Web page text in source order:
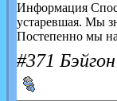
Информация
устаревшая. Мы
Постепенно мы
#371 Бэйгон